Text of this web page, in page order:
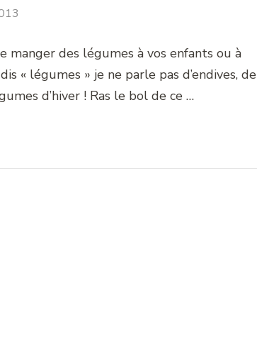
manger des légumes à vos enfants ou à
« légumes » je ne parle pas d’endives, de
d’hiver ! Ras le bol de ce …